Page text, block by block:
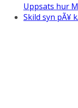
Uppsats hur
Skild syn pÃ¥